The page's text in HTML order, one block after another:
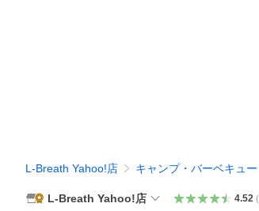
L-Breath Yahoo!店 キャンプ・バーベキュー
L-Breath Yahoo!店 4.52